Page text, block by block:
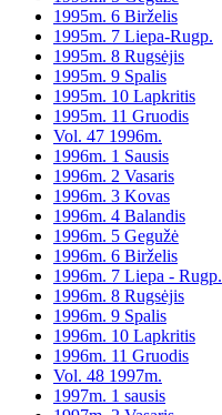
1995m. 6 Birželis
1995m. 7 Liepa-Rugp.
1995m. 8 Rugsėjis
1995m. 9 Spalis
1995m. 10 Lapkritis
1995m. 11 Gruodis
Vol. 47 1996m.
1996m. 1 Sausis
1996m. 2 Vasaris
1996m. 3 Kovas
1996m. 4 Balandis
1996m. 5 Gegužė
1996m. 6 Birželis
1996m. 7 Liepa - Rugp.
1996m. 8 Rugsėjis
1996m. 9 Spalis
1996m. 10 Lapkritis
1996m. 11 Gruodis
Vol. 48 1997m.
1997m. 1 sausis